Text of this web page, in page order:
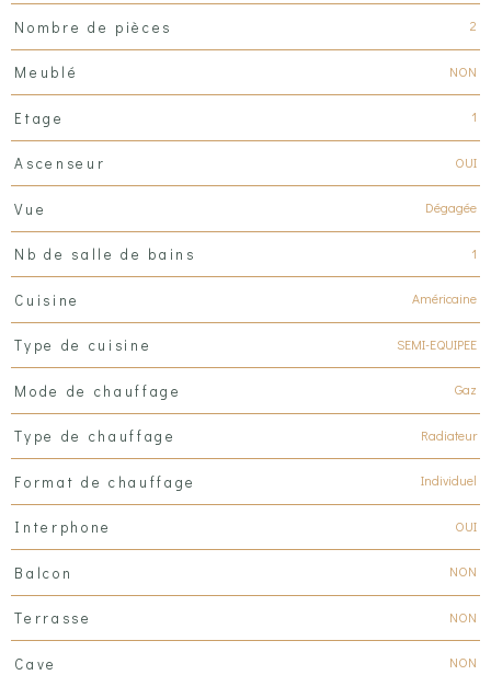
Nombre de pièces 2
Meublé NON
Etage 1
Ascenseur OUI
Vue Dégagée
Nb de salle de bains 1
Cuisine Américaine
Type de cuisine SEMI-EQUIPEE
Mode de chauffage Gaz
Type de chauffage Radiateur
Format de chauffage Individuel
Interphone OUI
Balcon NON
Terrasse NON
Cave NON